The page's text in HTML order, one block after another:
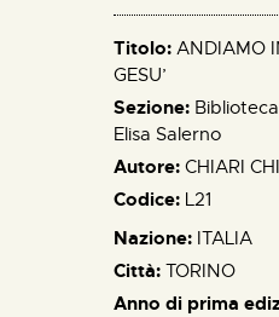
PERCORSI
BIBLIOTECA
ELISA SALERNO
CONTATTI
Titolo: ANDIAMO
GESU’
Sezione:
Elisa Salerno
Autore: CHIARI
Codice: L21
Nazione: ITALIA
Città: TORINO
Anno di prima